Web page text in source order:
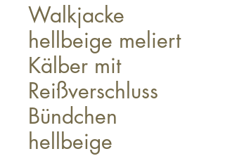
Walkjacke
hellbeige meliert
Kälber mit
Reißverschluss
Bündchen
hellbeige